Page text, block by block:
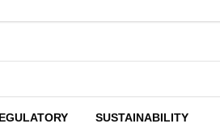
SUSTAINABILITY